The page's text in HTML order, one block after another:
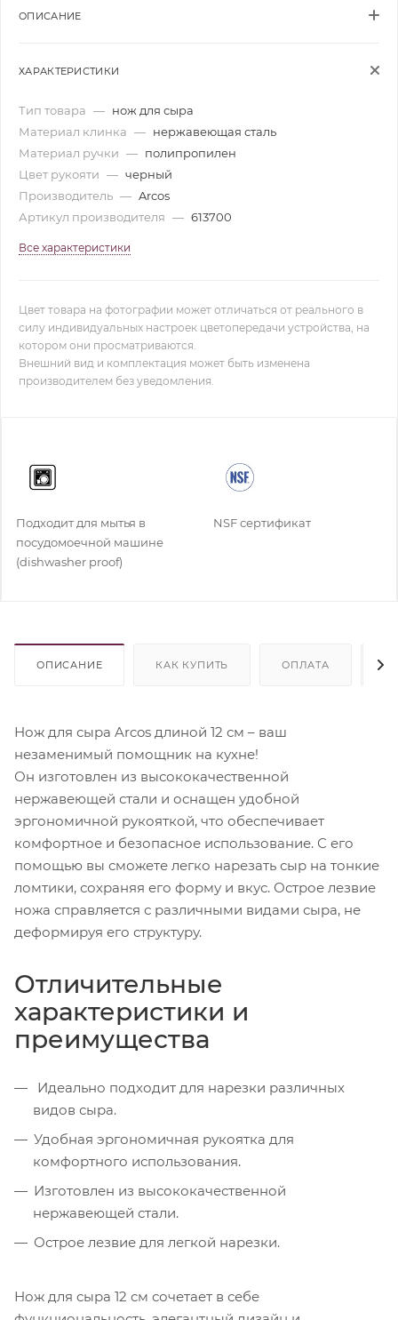
ОПИСАНИЕ
ХАРАКТЕРИСТИКИ
Тип товара — нож для сыра
Материал клинка — нержавеющая сталь
Материал ручки — полипропилен
Цвет рукояти — черный
Производитель — Arcos
Артикул производителя — 613700
Все характеристики
Цвет товара на фотографии может отличаться от реального в
силу индивидуальных настроек цветопередачи устройства, на
котором они просматриваются.
Внешний вид и комплектация может быть изменена
производителем без уведомления.
Подходит для мытья в
посудомоечной машине
(dishwasher proof)
NSF сертификат
ОПИСАНИЕ КАК КУПИТЬ ОПЛАТА
Нож для сыра Arcos длиной 12 см – ваш
незаменимый помощник на кухне!
Он изготовлен из высококачественной
нержавеющей стали и оснащен удобной
эргономичной рукояткой, что обеспечивает
комфортное и безопасное использование. С его
помощью вы сможете легко нарезать сыр на тонкие
ломтики, сохраняя его форму и вкус. Острое лезвие
ножа справляется с различными видами сыра, не
деформируя его структуру.
Отличительные
характеристики и
преимущества
Идеально подходит для нарезки различных
видов сыра.
Удобная эргономичная рукоятка для
комфортного использования.
Изготовлен из высококачественной
нержавеющей стали.
Острое лезвие для легкой нарезки.
Нож для сыра 12 см сочетает в себе